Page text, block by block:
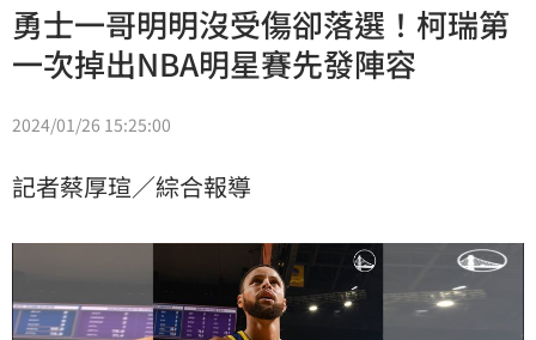
勇士一哥明明沒受傷卻落選！柯瑞第
一次掉出NBA明星賽先發陣容
2024/01/26 15:25:00
記者蔡厚瑄／綜合報導